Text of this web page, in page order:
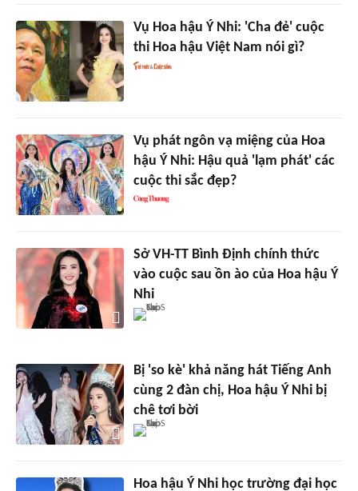
Vụ Hoa hậu Ý Nhi: 'Cha đẻ' cuộc
thi Hoa hậu Việt Nam nói gì?
Vụ phát ngôn vạ miệng của Hoa
hậu Ý Nhi: Hậu quả 'lạm phát' các
cuộc thi sắc đẹp?
Sở VH-TT Bình Định chính thức
vào cuộc sau ồn ào của Hoa hậu Ý
Nhi
Bị 'so kè' khả năng hát Tiếng Anh
cùng 2 đàn chị, Hoa hậu Ý Nhi bị
chê tơi bời
Hoa hậu Ý Nhi học trường đại học